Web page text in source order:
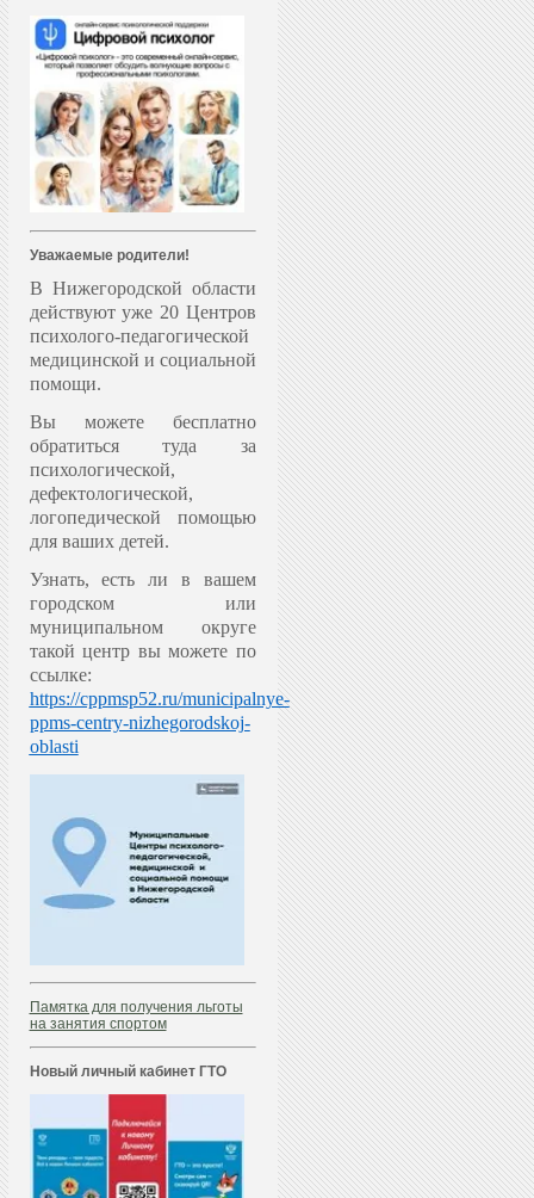
Уважаемые родители!
В Нижегородской области
действуют уже 20 Центров
психолого-педагогической
медицинской и социальной
помощи.
Вы можете бесплатно
обратиться туда за
психологической,
дефектологической,
логопедической помощью
для ваших детей.
Узнать, есть ли в вашем
городском или
муниципальном округе
такой центр вы можете по
ссылке:
https://cppmsp52.ru/municipalnye-
ppms-centry-nizhegorodskoj-
oblasti
Памятка для получения льготы
на занятия спортом
Новый личный кабинет ГТО